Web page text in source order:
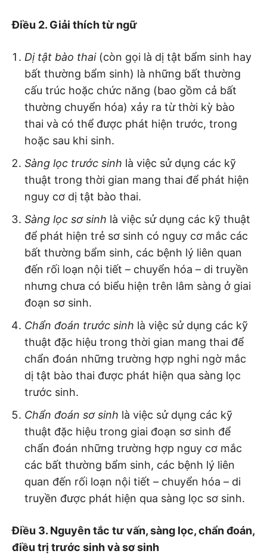
Điều 2. Giải thích từ ngữ
Dị tật bào thai(còn gọi là dị tật bẩm sinh hay
bất thường bẩm sinh) là những bất thường
cấu trúc hoặc chức năng (bao gồm cả bất
thường chuyển hóa) xảy ra từ thời kỳ bào
thai và có thể được phát hiện trước, trong
hoặc sau khi sinh.
Sàng lọc trước sinh là việc sử dụng các kỹ
thuật trong thời gian mang thai để phát hiện
nguy cơ dị tật bào thai.
Sàng lọc sơ sinh là việc sử dụng các kỹ thuật
để phát hiện trẻ sơ sinh có nguy cơ mắc các
bất thường bẩm sinh, các bệnh lý liên quan
đến rối loạn nội tiết – chuyển hóa – di truyền
nhưng chưa có biểu hiện trên lâm sàng ở giai
đoạn sơ sinh.
Chẩn đoán trước sinh là việc sử dụng các kỹ
thuật đặc hiệu trong thời gian mang thai để
chẩn đoán những trường hợp nghi ngờ mắc
dị tật bào thai được phát hiện qua sàng lọc
trước sinh.
Chẩn đoán sơ sinh là việc sử dụng các kỹ
thuật đặc hiệu trong giai đoạn sơ sinh để
chẩn đoán những trường hợp nguy cơ mắc
các bất thường bẩm sinh, các bệnh lý liên
quan đến rối loạn nội tiết – chuyển hóa – di
truyền được phát hiện qua sàng lọc sơ sinh.
Điều 3. Nguyên tắc tư vấn, sàng lọc, chẩn đoán,
điều trị trước sinh và sơ sinh